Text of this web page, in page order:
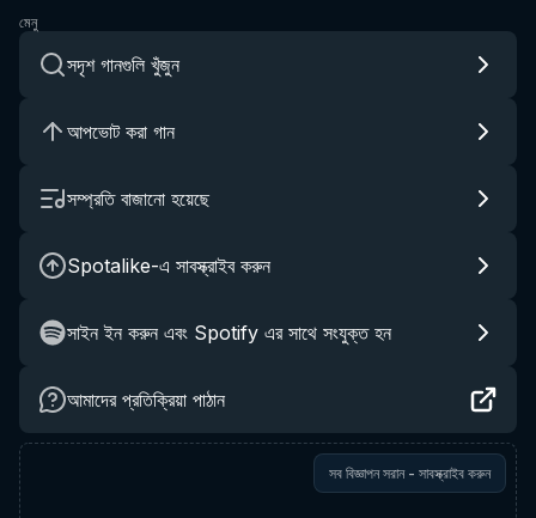
মেনু
সদৃশ গানগুলি খুঁজুন
আপভোট করা গান
সম্প্রতি বাজানো হয়েছে
Spotalike-এ সাবস্ক্রাইব করুন
সাইন ইন করুন এবং Spotify এর সাথে সংযুক্ত হন
আমাদের প্রতিক্রিয়া পাঠান
সব বিজ্ঞাপন সরান - সাবস্ক্রাইব করুন